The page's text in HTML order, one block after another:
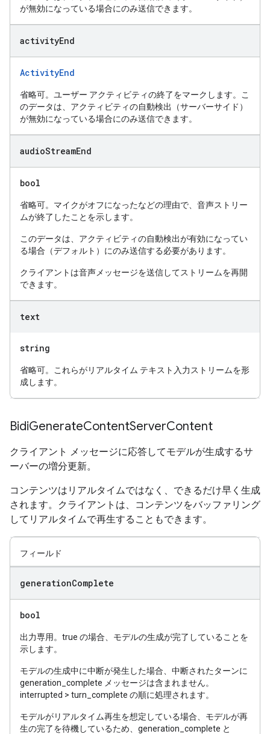
が無効になっている場合にのみ送信できます。
activityEnd
ActivityEnd
省略可。ユーザー アクティビティの終了をマークします。こ
のデータは、アクティビティの自動検出（サーバーサイド）
が無効になっている場合にのみ送信できます。
audioStreamEnd
bool
省略可。マイクがオフになったなどの理由で、音声ストリー
ムが終了したことを示します。
このデータは、アクティビティの自動検出が有効になってい
る場合（デフォルト）にのみ送信する必要があります。
クライアントは音声メッセージを送信してストリームを再開
できます。
text
string
省略可。これらがリアルタイム テキスト入力ストリームを形
成します。
BidiGenerateContentServerContent
クライアント メッセージに応答してモデルが生成するサ
ーバーの増分更新。
コンテンツはリアルタイムではなく、できるだけ早く生成
されます。クライアントは、コンテンツをバッファリング
してリアルタイムで再生することもできます。
フィールド
generationComplete
bool
出力専用。true の場合、モデルの生成が完了していることを
示します。
モデルの生成中に中断が発生した場合、中断されたターンに
generation_complete メッセージは含まれません。
interrupted > turn_complete の順に処理されます。
モデルがリアルタイム再生を想定している場合、モデルが再
生の完了を待機しているため、generation_complete と